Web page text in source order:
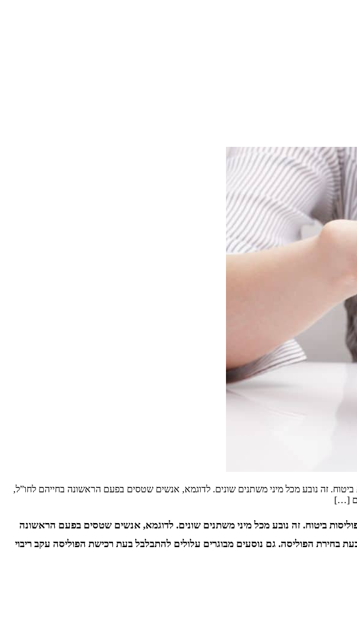
זה נובע מכל מיני משתנים שונים. לדוגמא, אנשים שטסים בפעם הראשונה בחייהם לחו”ל,
[…]
ביטוח. זה נובע מכל מיני משתנים שונים. לדוגמא, אנשים שטסים בפעם הראשונה
בחירת הפוליסה. גם נוסעים מבוגרים עלולים להתבלבל בעת רכישת הפוליסה עקב ריבוי